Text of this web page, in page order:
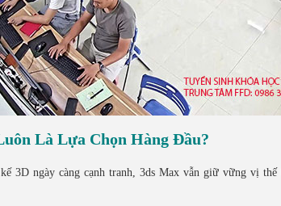
Là Lựa Chọn Hàng Đầu?
3D ngày càng cạnh tranh, 3ds Max vẫn giữ vững vị